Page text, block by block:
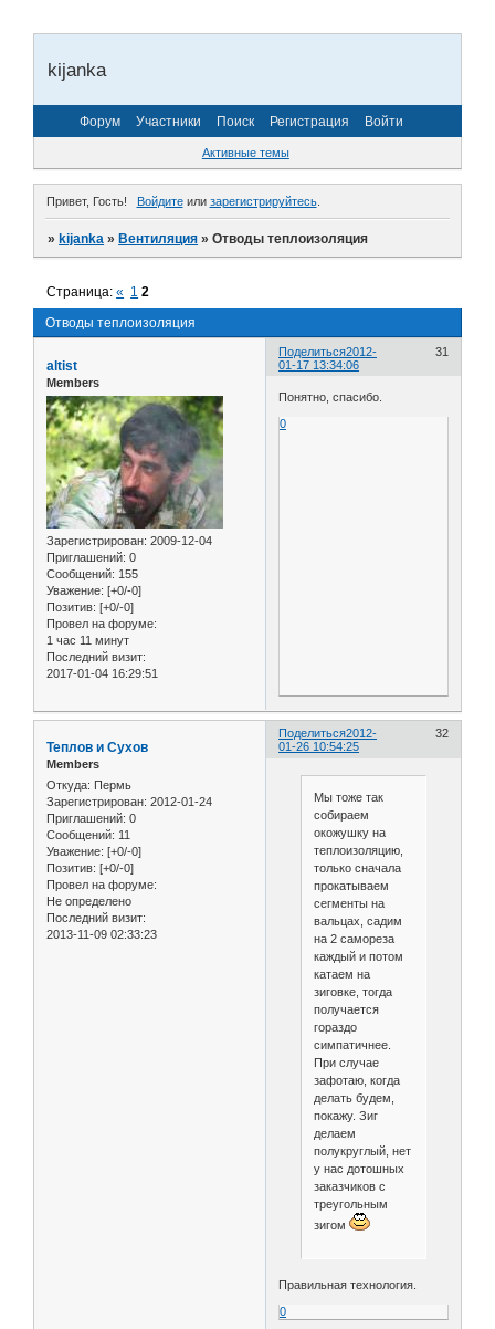
kijanka
Форум Участники Поиск Регистрация Войти
Активные темы
Привет, Гость! Войдитеили зарегистрируйтесь.
»kijanka »Вентиляция »Отводы теплоизоляция
Отводы теплоизоляция
Страница:« 1 2
Поделиться 31
2012-
01-17 13:34:06
altist
Members
Зарегистрирован: 2009-12-04
Приглашений: 0
Сообщений: 155
Уважение: [+0/-0]
Позитив: [+0/-0]
Провел на форуме:
1 час 11 минут
Последний визит:
2017-01-04 16:29:51
Понятно, спасибо.
0
Поделиться 32
2012-
01-26 10:54:25
Теплов и Сухов
Members
Откуда: Пермь
Зарегистрирован: 2012-01-24
Приглашений: 0
Сообщений: 11
Уважение: [+0/-0]
Позитив: [+0/-0]
Провел на форуме:
Не определено
Последний визит:
2013-11-09 02:33:23
Мы тоже так
собираем
окожушку на
теплоизоляцию,
только сначала
прокатываем
сегменты на
вальцах, садим
на 2 самореза
каждый и потом
катаем на
зиговке, тогда
получается
гораздо
симпатичнее.
При случае
зафотаю, когда
делать будем,
покажу. Зиг
делаем
полукруглый, нет
у нас дотошных
заказчиков с
треугольным
зигом
Правильная технология.
0